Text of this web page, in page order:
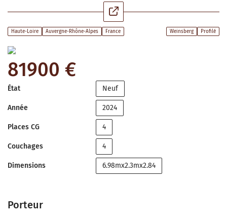
Haute-Loire Auvergne-Rhône-Alpes France Weinsberg Profilé
81900 €
État Neuf
Année 2024
Places CG 4
Couchages 4
Dimensions 6.98mx2.3mx2.84
Porteur